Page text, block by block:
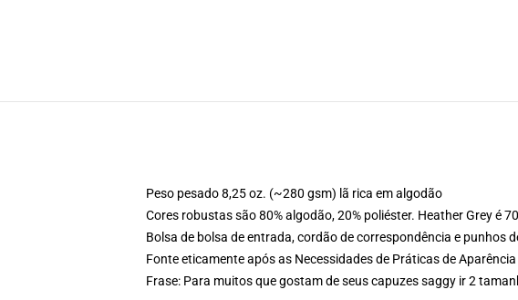
Peso pesado 8,25 oz. (~280 gsm) lã rica em algodão
Cores robustas são 80% algodão, 20% poliéster. Heather Grey é
Bolsa de bolsa de entrada, cordão de correspondência e punhos
Fonte eticamente após as Necessidades de Práticas de
Frase: Para muitos que gostam de seus capuzes saggy ir 2